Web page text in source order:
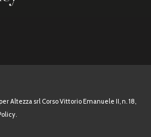
Altezza srl Corso Vittorio Emanuele II, n. 18,